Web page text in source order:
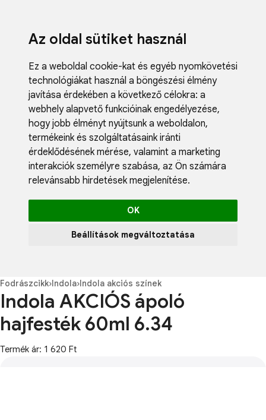
Az oldal sütiket használ
Ez a weboldal cookie-kat és egyéb nyomkövetési
technológiákat használ a böngészési élmény
javítása érdekében a következő célokra: a
webhely alapvető funkcióinak engedélyezése,
hogy jobb élményt nyújtsunk a weboldalon,
termékeink és szolgáltatásaink iránti
érdeklődésének mérése, valamint a marketing
interakciók személyre szabása, az Ön számára
relevánsabb hirdetések megjelenítése.
OK
Beállítások megváltoztatása
Blog
Fodrászcikk›Indola›Indola akciós színek
Indola AKCIÓS ápoló
hajfesték 60ml 6.34
Termék ár: 1 620 Ft